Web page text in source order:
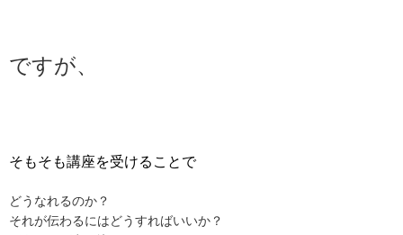
ですが、
そもそも講座を受けることで
どうなれるのか？
それが伝わるにはどうすればいいか？